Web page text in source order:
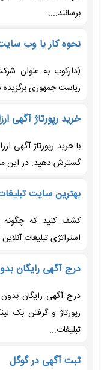
برسانند....
نحوه کار با وب
(دارکوب به عنوان
ریاست جمهوری
خرید رپورتاژ آگهی
با خرید رپورتاژ آگهی
گسترش دهید. در این
بهترین سایت
کشف کنید که چگونه
استراتژی تبلیغات
درج آگهی رایگان
درج آگهی رایگان
رپورتاژ و گرفتن بک
تبلیغات...
ثبت آگهی در گوگل